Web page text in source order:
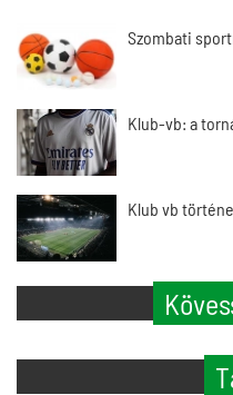
Szombati
Klub-vb: a
Klub vb